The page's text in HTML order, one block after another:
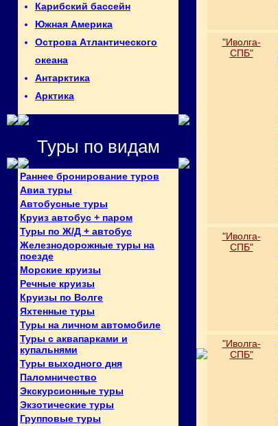
Карибский бассейн
Южная Америка
Острова Атлантического
океана
Антарктика
Арктика
Туры по видам
Раннее бронирование туров
Авиа туры
Автобусные туры
Круиз автобус + паром
Туры по Ж/Д + автобус
Железнодорожные туры на
поезде
Морские круизы
Речные круизы
Круизы по Волге
Яхтенные туры
Туры на личном автомобиле
Туры с аквапарками и
купальнями
Туры выходного дня
Паломничество
Экскурсионные туры
Экзотические туры
Групповые туры
"Иволга-
СПБ"
"Иволга-
СПБ"
"Иволга-
СПБ"